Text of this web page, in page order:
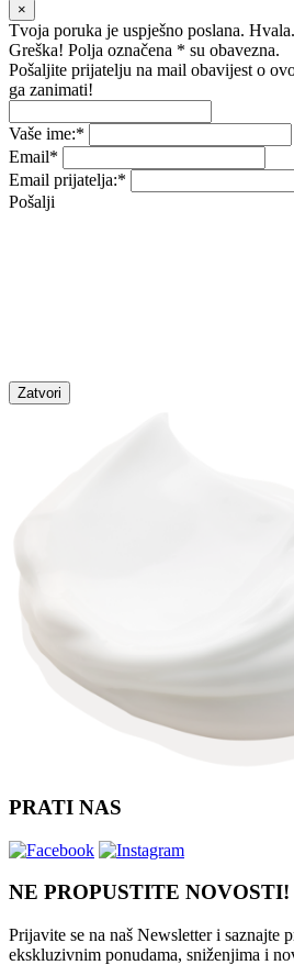
×
Tvoja poruka je uspješno poslana. Hvala.
Greška! Polja označena * su obavezna.
Pošaljite prijatelju na mail obavijest o
ga zanimati!
Vaše ime:*
Email*
Email prijatelja:*
Pošalji
Zatvori
PRATI NAS
NE PROPUSTITE NOVOSTI!
Prijavite se na naš Newsletter i saznajte
ekskluzivnim ponudama, sniženjima i